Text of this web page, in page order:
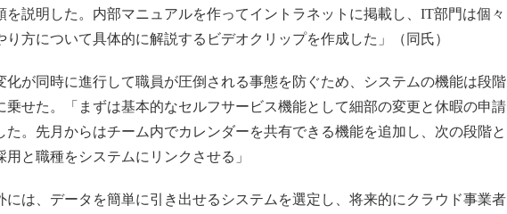
を説明した。内部マニュアルを作ってイントラネットに掲載し、IT部門は個々
り方について具体的に解説するビデオクリップを作成した」（同氏）
が同時に進行して職員が圧倒される事態を防ぐため、システムの機能は段階
乗せた。「まずは基本的なセルフサービス機能として細部の変更と休暇の申請
た。先月からはチーム内でカレンダーを共有できる機能を追加し、次の段階と
用と職種をシステムにリンクさせる」
は、データを簡単に引き出せるシステムを選定し、将来的にクラウド事業者